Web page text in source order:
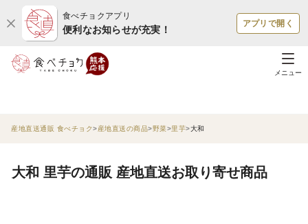
食べチョクアプリ
便利なお知らせが充実！
アプリで開く
メニュー
産地直送通販 食べチョク 産地直送の商品 野菜 里芋 大和
大和 里芋の通販 産地直送お取り寄せ商品